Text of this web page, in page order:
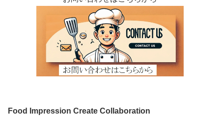
Food Impression Create Collaboration